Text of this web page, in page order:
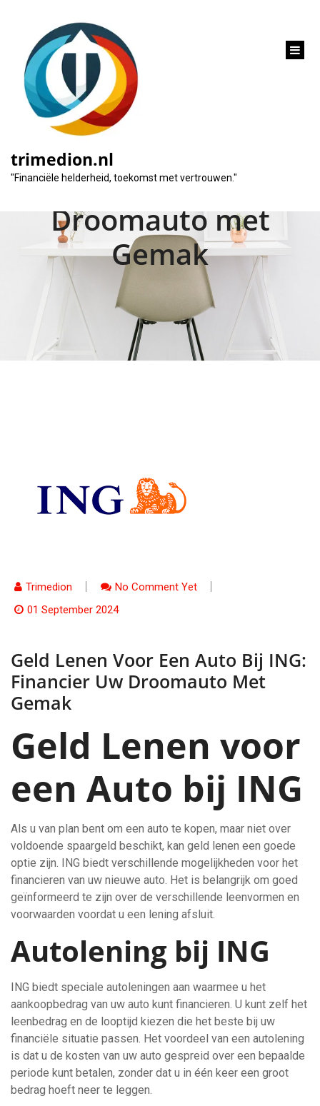
trimedion.nl
"Financiële helderheid, toekomst met vertrouwen."
Geld Lenen voor een
Auto bij ING:
Financier uw
Droomauto met
Gemak
Trimedion
No Comment Yet
01 September 2024
Geld Lenen Voor Een Auto Bij ING:
Financier Uw Droomauto Met
Gemak
Geld Lenen voor
een Auto bij ING
Als u van plan bent om een auto te kopen, maar niet over
voldoende spaargeld beschikt, kan geld lenen een goede
optie zijn. ING biedt verschillende mogelijkheden voor het
financieren van uw nieuwe auto. Het is belangrijk om goed
geïnformeerd te zijn over de verschillende leenvormen en
voorwaarden voordat u een lening afsluit.
Autolening bij ING
ING biedt speciale autoleningen aan waarmee u het
aankoopbedrag van uw auto kunt financieren. U kunt zelf het
leenbedrag en de looptijd kiezen die het beste bij uw
financiële situatie passen. Het voordeel van een autolening
is dat u de kosten van uw auto gespreid over een bepaalde
periode kunt betalen, zonder dat u in één keer een groot
bedrag hoeft neer te leggen.